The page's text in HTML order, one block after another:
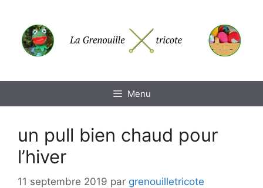
contenu
Menu
un pull bien chaud pour
l’hiver
11 septembre 2019 par grenouilletricote